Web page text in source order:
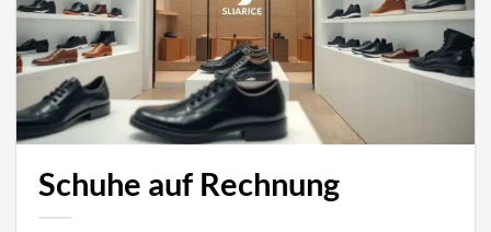
Schuhe auf Rechnung